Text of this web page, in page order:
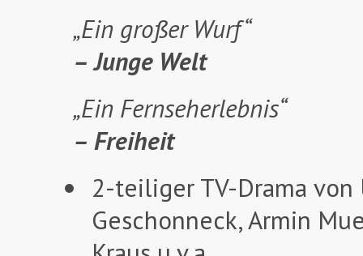
„Ein großer Wurf“
– Junge Welt
„Ein Fernseherlebnis“
– Freiheit
2-teiliger TV-Drama
Geschonneck, Armin